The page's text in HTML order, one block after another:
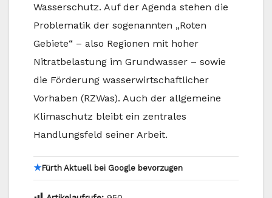
Wasserschutz. Auf der Agenda stehen die
Problematik der sogenannten „Roten
Gebiete“ – also Regionen mit hoher
Nitratbelastung im Grundwasser – sowie
die Förderung wasserwirtschaftlicher
Vorhaben (RZWas). Auch der allgemeine
Klimaschutz bleibt ein zentrales
Handlungsfeld seiner Arbeit.
★Fürth Aktuell bei Google bevorzugen